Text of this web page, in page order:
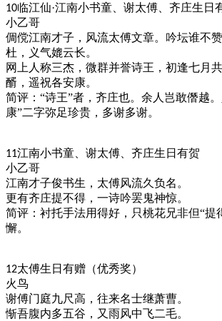
10临江仙·江南小书童、谢太傅、齐庄生日
小乙哥
倜傥江南才子，风流太傅文章。吟坛谁不
杜，义气媲云长。
网上人称三杰，微群并誉诗王，初逢七月
醑，遥祝各安康。
简评： “诗王”者，齐庄也。余人岂敢僭越
康”二字弥足珍贵，多谢多谢。
11江南小书童、谢太傅、齐庄生日有贺
小乙哥
江南才子俊书生，太傅风流久负名。
更有齐庄提不得，一诗吟罢鬼神惊。
简评：衬托手法用得好，只桃花兄非但“提
懈。
12太傅生日有赠（优秀奖）
火鸟
谢傅门庭九尺高，往来名士继萧曹。
惭吾腹内多五谷，又雨风中飞二毛。